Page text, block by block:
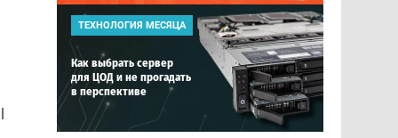
ТЕХНОЛОГИЯ МЕСЯЦА
Как выбрать сервер
для ЦОД и не прогадать
в перспективе